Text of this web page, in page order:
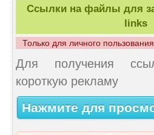
Ссылки на файлы для
links
Только для личного
Для получения
короткую рекламу
Нажмите для